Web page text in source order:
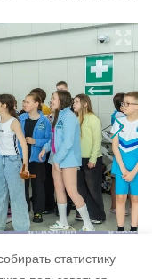
статистику